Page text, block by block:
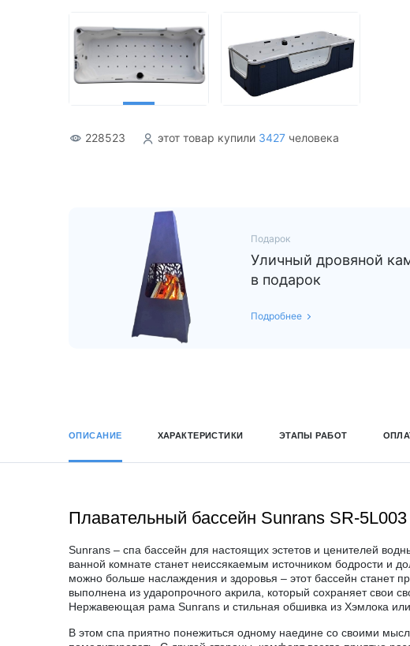
Акриловые
228523 этот товар купили 3427 человека
Подарок
Уличный дровяной
в подарок
Подробнее
ОПИСАНИЕ ХАРАКТЕРИСТИКИ ЭТАПЫ РАБОТ
Плавательный бассейн Sunrans SR-
Sunrans – спа бассейн для настоящих эстетов и ценителей
ванной комнате станет неиссякаемым источником бодрости и
можно больше наслаждения и здоровья – этот бассейн станет
выполнена из ударопрочного акрила, который сохраняет свои
Нержавеющая рама Sunrans и стильная обшивка из Хэмлока
В этом спа приятно понежиться одному наедине со своими